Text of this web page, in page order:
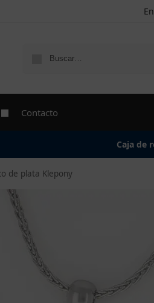
Contacto
Caja de
de plata Klepony